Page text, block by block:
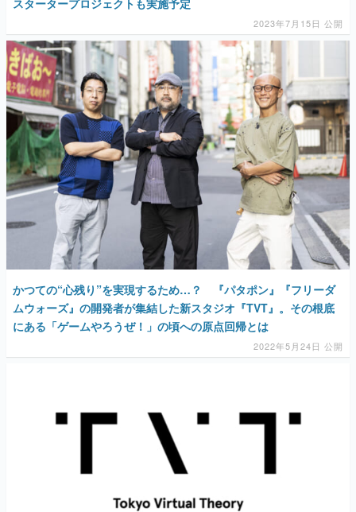
スタータープロジェクトも実施予定
2023年7月15日 公開
かつての“心残り”を実現するため…？ 『パタポン』『フリーダ
ムウォーズ』の開発者が集結した新スタジオ『TVT』。その根底
にある「ゲームやろうぜ！」の頃への原点回帰とは
2022年5月24日 公開